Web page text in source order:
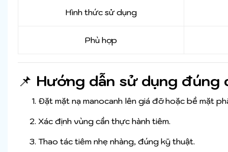
Hình thức sử dụng
Phù hợp
📌 Hướng dẫn sử dụng đúng
Đặt mặt nạ manocanh lên giá đỡ hoặc bề mặt
Xác định vùng cần thực hành tiêm.
Thao tác tiêm nhẹ nhàng, đúng kỹ thuật.